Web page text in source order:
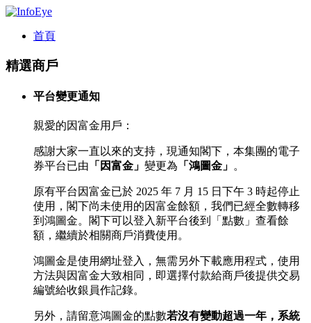
首頁
精選商戶
平台變更通知
親愛的因富金用戶：
感謝大家一直以來的支持，現通知閣下，本集團的電子
券平台已由 「因富金」 變更為 「鴻圖金」 。
原有平台因富金已於 2025 年 7 月 15 日下午 3 時起停止
使用，閣下尚未使用的因富金餘額，我們已經全數轉移
到鴻圖金。閣下可以登入新平台後到「點數」查看餘
額，繼續於相關商戶消費使用。
鴻圖金是使用網址登入，無需另外下載應用程式，使用
方法與因富金大致相同，即選擇付款給商戶後提供交易
編號給收銀員作記錄。
另外，請留意鴻圖金的點數若沒有變動超過一年，系統